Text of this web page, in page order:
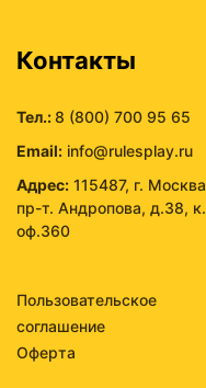
Контакты
Тел.:8 (800) 700 95 65
Email: info@rulesplay.ru
Адрес: 115487, г.
пр-т. Андропова, д.38,
оф.360
Пользовательское
соглашение
Оферта